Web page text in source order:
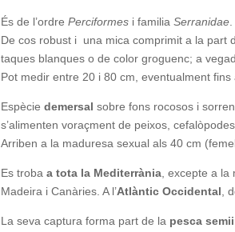
És de l’ordrePerciformes i familiaSerranidae.
De cos robust i una mica comprimit a la part
taques blanques o de color groguenc; a
Pot medir entre 20 i 80 cm, eventualment
Espèciedemersal sobre fons rocosos i
s’alimenten voraçment de peixos,
Arriben a la maduresa sexual als 40 cm
Es trobaa tota la Mediterrània, excepte a la
Madeira i Canàries. A l’Atlàntic Occidental,
La seva captura forma part de la pesca